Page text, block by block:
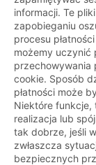
informacji. Te
zapobieganiu
procesu
możemy uczynić
przechowywania
cookie. Sposób
płatności może
Niektóre funkcje,
realizacja lub
tak dobrze, jeśli
zwłaszcza
bezpiecznych